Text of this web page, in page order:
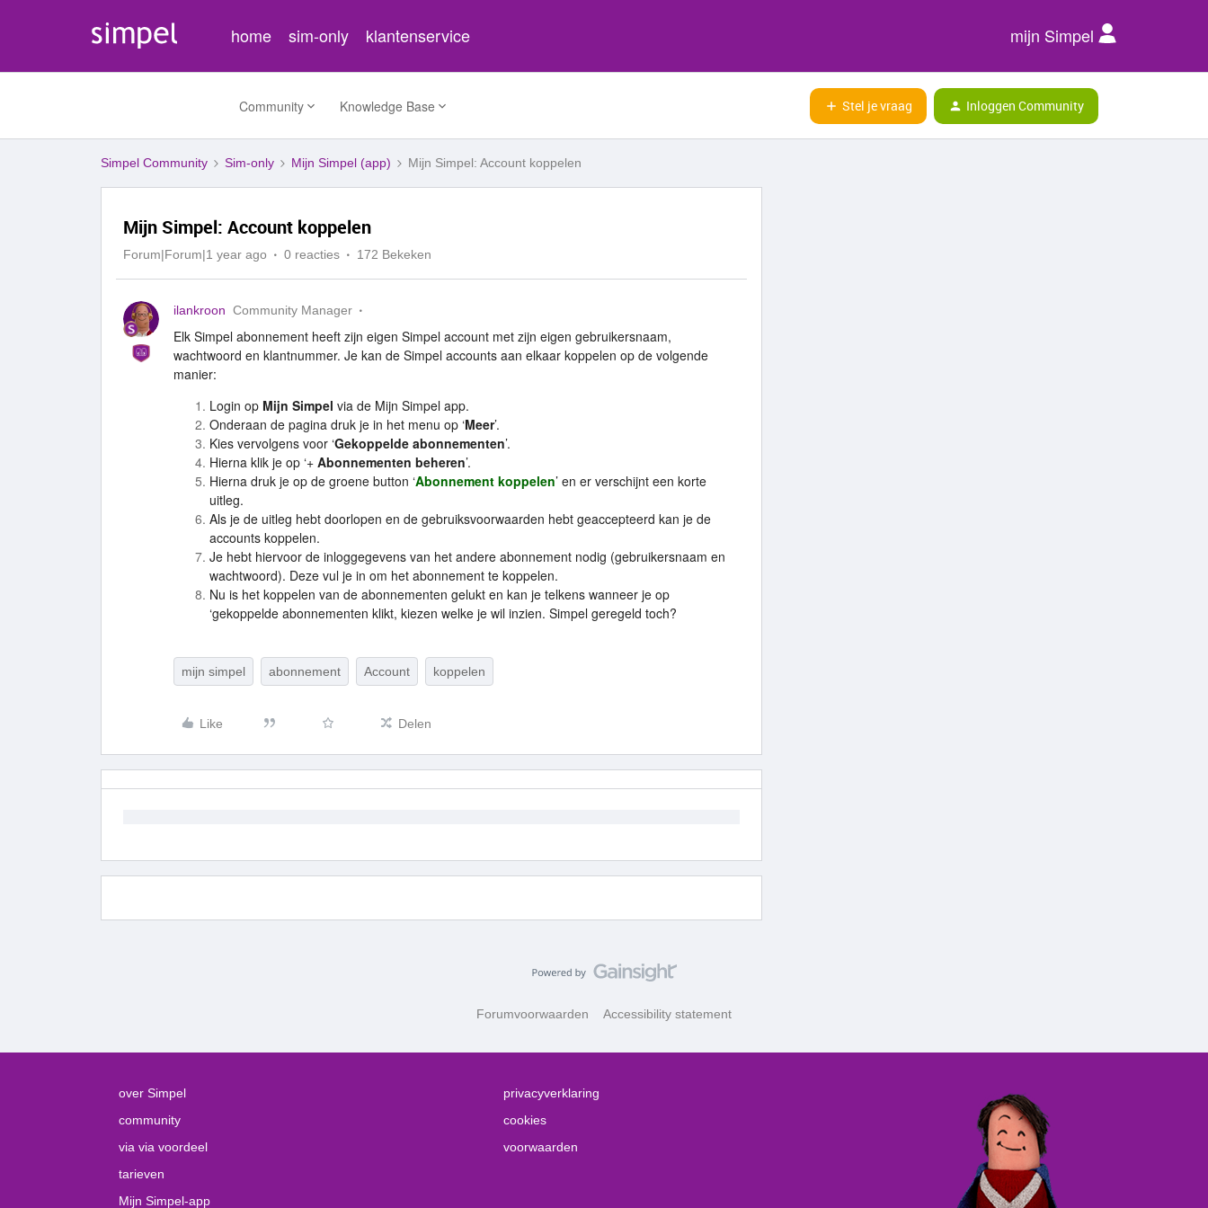
home sim-only klantenservice mijn Simpel
Community Knowledge Base Stel je vraag Inloggen Community
Simpel Community Sim-only Mijn Simpel (app) Mijn Simpel: Account koppelen
Mijn Simpel: Account koppelen
Forum|Forum|1 year ago 0 reacties 172 Bekeken
ilankroon Community Manager
Elk Simpel abonnement heeft zijn eigen Simpel account met zijn eigen gebruikersnaam,
wachtwoord en klantnummer. Je kan de Simpel accounts aan elkaar koppelen op de volgende
manier:
Login op Mijn Simpel via de Mijn Simpel app.
Onderaan de pagina druk je in het menu op ‘Meer’.
Kies vervolgens voor ‘Gekoppelde abonnementen’.
Hierna klik je op ‘+ Abonnementen beheren’.
Hierna druk je op de groene button ‘Abonnement koppelen’ en er verschijnt een korte
uitleg.
Als je de uitleg hebt doorlopen en de gebruiksvoorwaarden hebt geaccepteerd kan je de
accounts koppelen.
Je hebt hiervoor de inloggegevens van het andere abonnement nodig (gebruikersnaam en
wachtwoord). Deze vul je in om het abonnement te koppelen.
Nu is het koppelen van de abonnementen gelukt en kan je telkens wanneer je op
‘gekoppelde abonnementen klikt, kiezen welke je wil inzien. Simpel geregeld toch?
mijn simpel abonnement Account koppelen
Like Delen
Forumvoorwaarden Accessibility statement
over Simpel
community
via via voordeel
tarieven
Mijn Simpel-app
privacyverklaring
cookies
voorwaarden